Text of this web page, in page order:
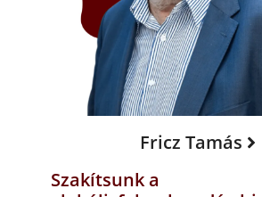
Fricz Tamás
Szakítsunk a